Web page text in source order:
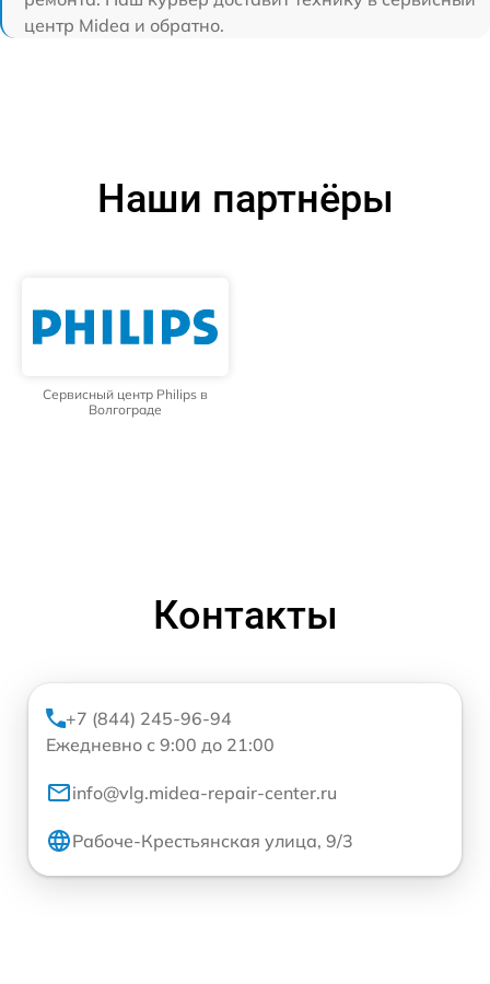
центр Midea и обратно.
Наши партнёры
Сервисный центр Philips в
Волгограде
Контакты
+7 (844) 245-96-94
Ежедневно с 9:00 до 21:00
info@vlg.midea-repair-center.ru
Рабоче-Крестьянская улица, 9/3